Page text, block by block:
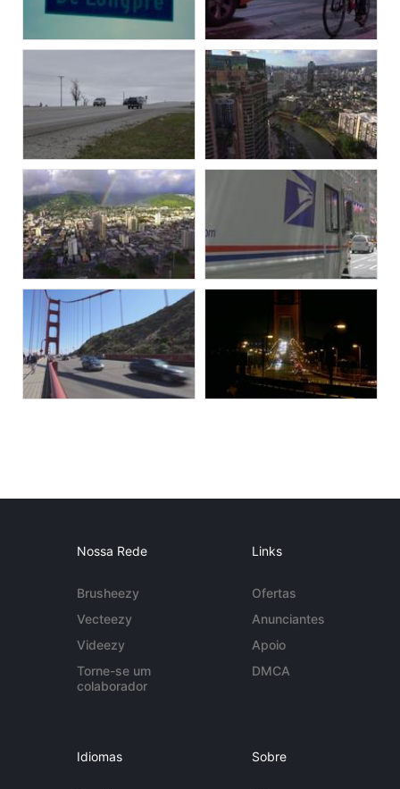
Nossa Rede
Brusheezy
Vecteezy
Videezy
Torne-se um
colaborador
Links
Ofertas
Anunciantes
Apoio
DMCA
Idiomas Sobre